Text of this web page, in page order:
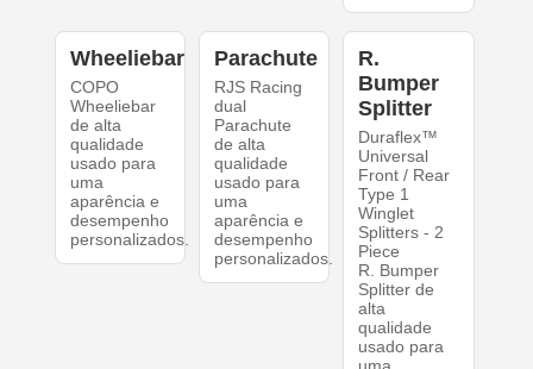
Wheeliebar
COPO
Wheeliebar
de alta
qualidade
usado para
uma
aparência e
desempenho
personalizados.
Parachute
RJS Racing
dual
Parachute
de alta
qualidade
usado para
uma
aparência e
desempenho
personalizados.
R.
Bumper
Splitter
Duraflex™
Universal
Front / Rear
Type 1
Winglet
Splitters - 2
Piece
R. Bumper
Splitter de
alta
qualidade
usado para